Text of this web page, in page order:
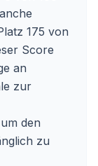
175 von
Score
an
zur
den
zu